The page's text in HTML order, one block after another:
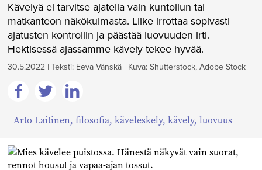
Kävelyä ei tarvitse ajatella vain kuntoilun tai
matkanteon näkökulmasta. Liike irrottaa sopivasti
ajatusten kontrollin ja päästää luovuuden irti.
Hektisessä ajassamme kävely tekee hyvää.
30.5.2022 | Teksti: Eeva Vänskä | Kuva: Shutterstock, Adobe Stock
Jaa
Facebookissa
Jaa
Twitterissä
Jaa
Linkedinissä
Arto Laitinen, filosofia, käveleskely, kävely, luovuus